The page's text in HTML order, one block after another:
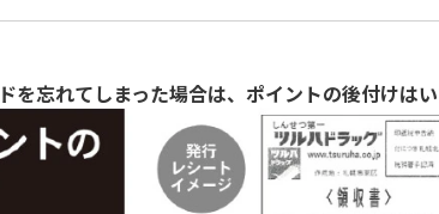
忘れてしまった場合は、ポイントの後付けはい